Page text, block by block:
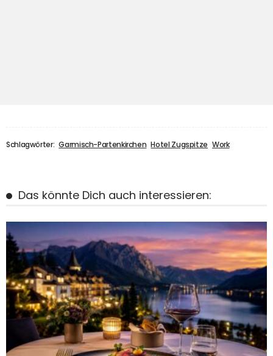
Schlagwörter: Garmisch-Partenkirchen Hotel Zugspitze Work
Das könnte Dich auch interessieren: